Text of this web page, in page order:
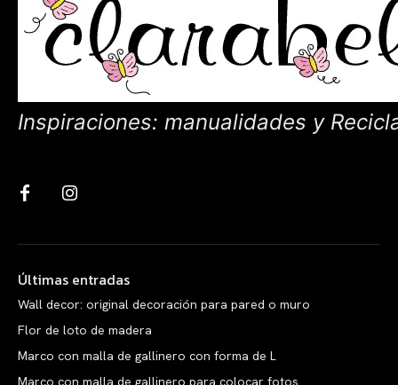
Inspiraciones: manualidades y
Últimas entradas
Wall decor: original decoración para pared o muro
Flor de loto de madera
Marco con malla de gallinero con forma de L
Marco con malla de gallinero para colocar fotos